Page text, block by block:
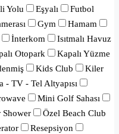
Yolu Eşyalı
Futbol
Gym
Hamam
İnterkom
Isıtmalı Havuz
Otopark
Kapalı Yüzme
Kids Club
Kiler
- TV - Tel Altyapısı
Mini Golf Sahası
Shower
Özel Beach Club
Resepsiyon